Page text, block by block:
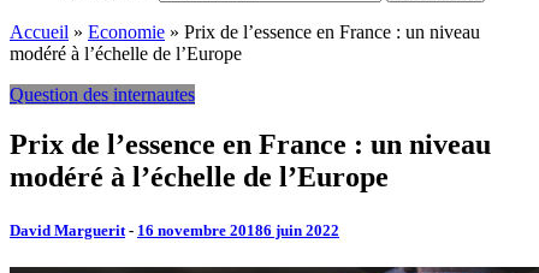
Accueil » Economie » Prix de l’essence en France : un niveau
modéré à l’échelle de l’Europe
Question des internautes
Prix de l’essence en France : un niveau
modéré à l’échelle de l’Europe
David Marguerit - 16 novembre 20186 juin 2022